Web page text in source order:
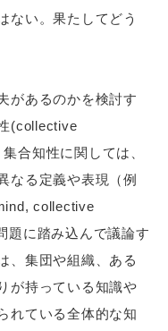
ない。果たしてどう
があるのかを検討す
(collective
合知性に関しては、
なる定義や表現（例
collective
題に踏み込んで議論す
、集団や組織、ある
が持っている知識や
れている全体的な知